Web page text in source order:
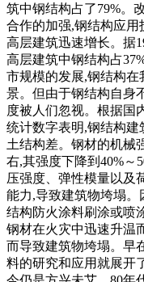
筑中钢结构占了79%。
合作的加强,钢结构应用
高层建筑迅速增长。据
高层建筑中钢结构占
市规模的发展,钢结构
景。但由于钢结构自身
度被人们忽视。根据国
统计数字表明,钢结构
土结构差。钢材的机械
右,其强度下降到40%～
压强度、弹性模量以及
能力,导致建筑物垮塌
结构防火涂料刷涂或喷
钢材在火灾中迅速升温
而导致建筑物垮塌。早
料的研究和应用就展开